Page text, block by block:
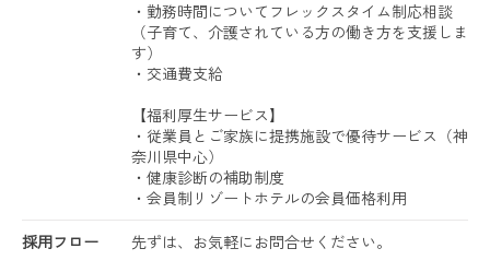
・勤務時間についてフレックスタイム制応相談
（子育て、介護されている方の働き方を支援しま
す）
・交通費支給
【福利厚生サービス】
・従業員とご家族に提携施設で優待サービス（神
奈川県中心）
・健康診断の補助制度
・会員制リゾートホテルの会員価格利用
採用フロー 先ずは、お気軽にお問合せください。